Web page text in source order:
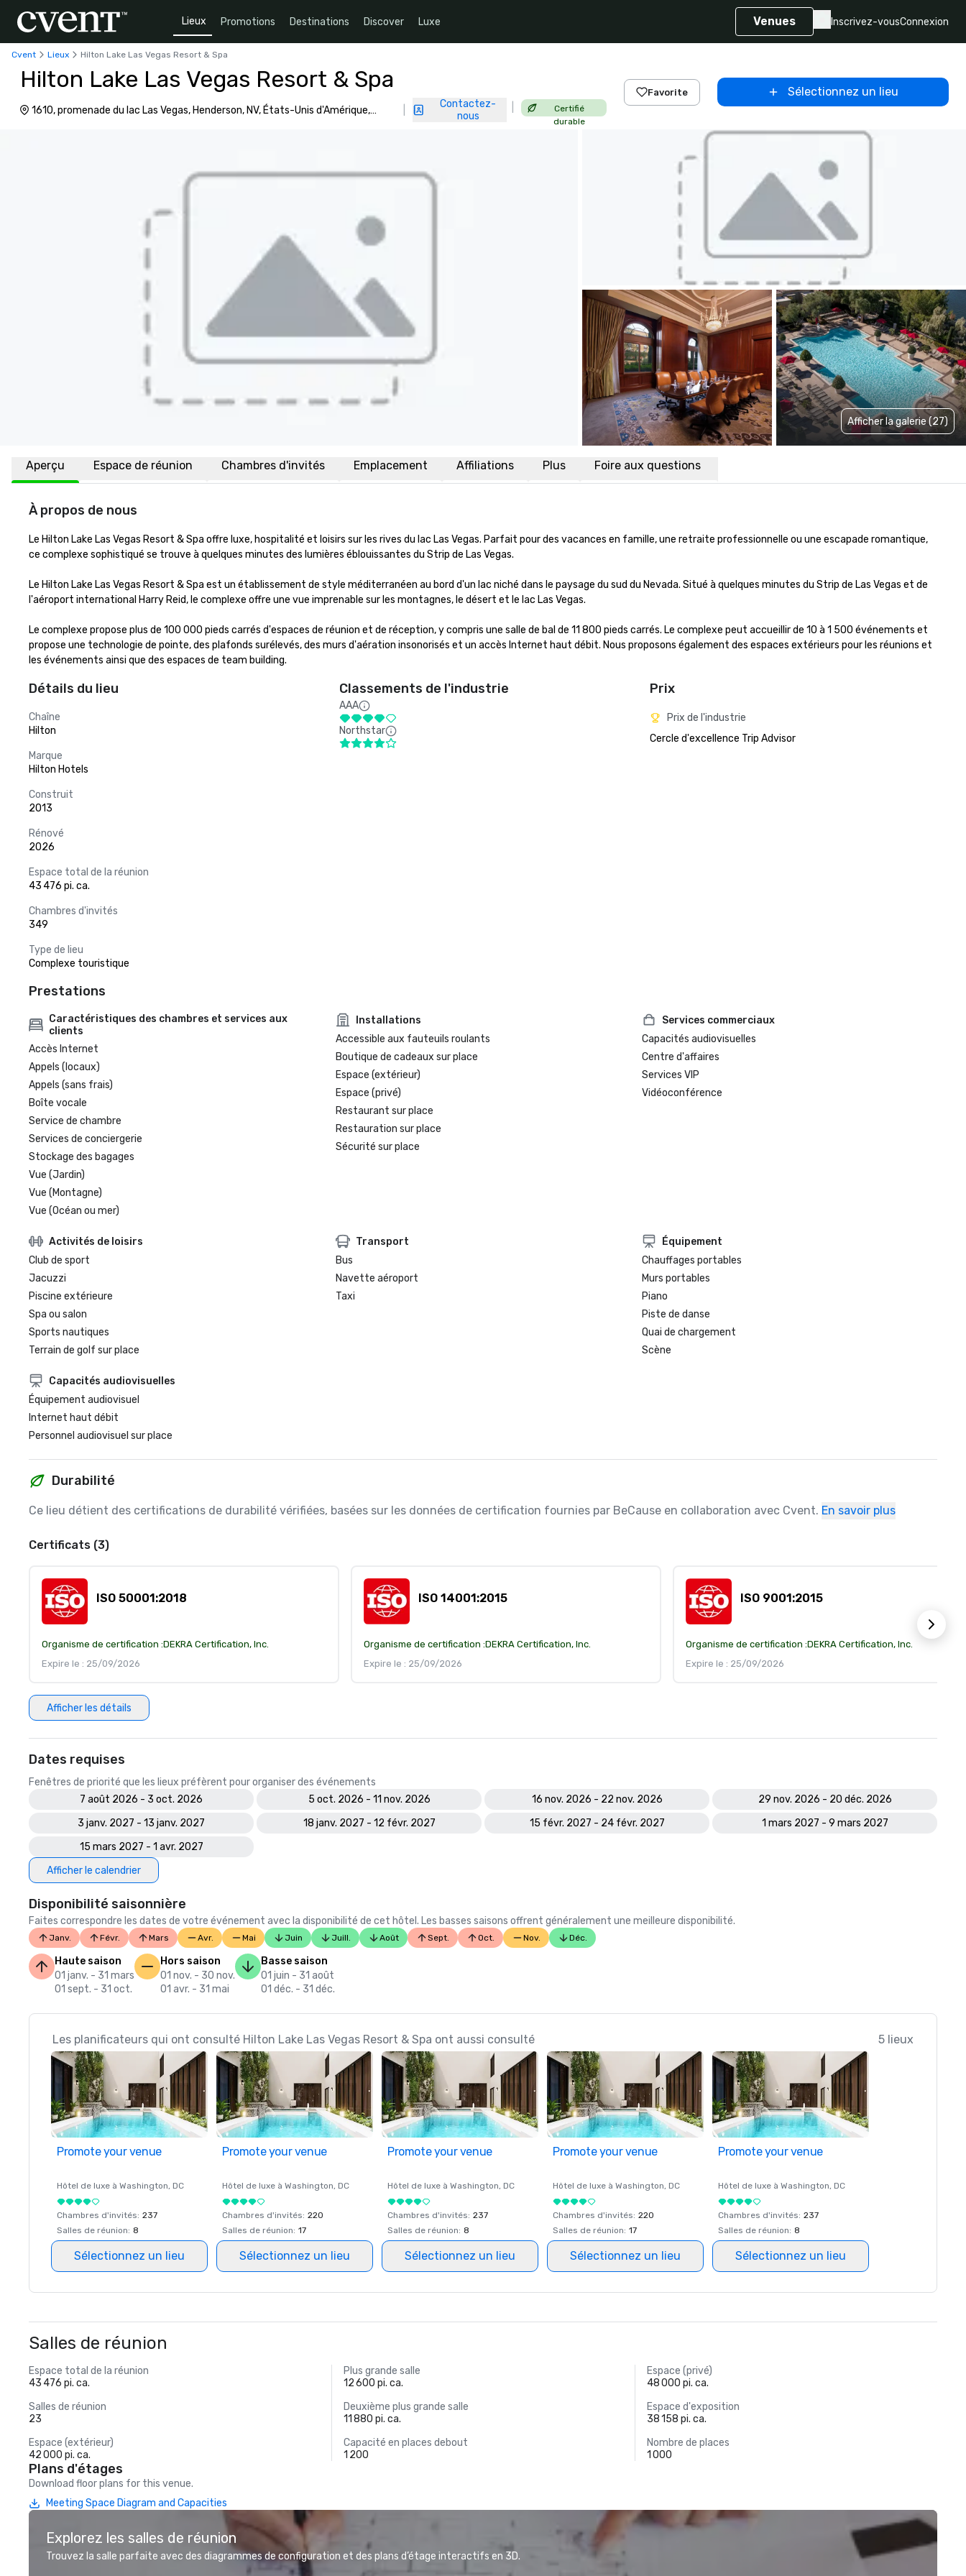
Lieux Promotions Destinations Discover Luxe Venues Inscrivez-vousConnexion
Cvent Lieux Hilton Lake Las Vegas Resort & Spa
Hilton Lake Las Vegas Resort & Spa
1610, promenade du lac Las Vegas, Henderson, NV, États-Unis d'Amérique,
Contactez-
nous
Certifié
durable
Favorite Sélectionnez un lieu
Afficher la galerie (27)
Aperçu Espace de réunion Chambres d'invités Emplacement Affiliations Plus Foire aux questions
À propos de nous
Le Hilton Lake Las Vegas Resort & Spa offre luxe, hospitalité et loisirs sur les rives du lac Las Vegas. Parfait pour des vacances en famille, une retraite professionnelle ou une escapade romantique,
ce complexe sophistiqué se trouve à quelques minutes des lumières éblouissantes du Strip de Las Vegas.
Le Hilton Lake Las Vegas Resort & Spa est un établissement de style méditerranéen au bord d'un lac niché dans le paysage du sud du Nevada. Situé à quelques minutes du Strip de Las Vegas et de
l'aéroport international Harry Reid, le complexe offre une vue imprenable sur les montagnes, le désert et le lac Las Vegas.
Le complexe propose plus de 100 000 pieds carrés d'espaces de réunion et de réception, y compris une salle de bal de 11 800 pieds carrés. Le complexe peut accueillir de 10 à 1 500 événements et
propose une technologie de pointe, des plafonds surélevés, des murs d'aération insonorisés et un accès Internet haut débit. Nous proposons également des espaces extérieurs pour les réunions et
les événements ainsi que des espaces de team building.
Détails du lieu
Chaîne
Hilton
Marque
Hilton Hotels
Construit
2013
Rénové
2026
Espace total de la réunion
43 476 pi. ca.
Chambres d'invités
349
Type de lieu
Complexe touristique
Classements de l'industrie
AAA
Northstar
Prix
Prix de l'industrie
Cercle d'excellence Trip Advisor
Prestations
Caractéristiques des chambres et services aux
clients
Accès Internet
Appels (locaux)
Appels (sans frais)
Boîte vocale
Service de chambre
Services de conciergerie
Stockage des bagages
Vue (Jardin)
Vue (Montagne)
Vue (Océan ou mer)
Installations
Accessible aux fauteuils roulants
Boutique de cadeaux sur place
Espace (extérieur)
Espace (privé)
Restaurant sur place
Restauration sur place
Sécurité sur place
Services commerciaux
Capacités audiovisuelles
Centre d'affaires
Services VIP
Vidéoconférence
Activités de loisirs
Club de sport
Jacuzzi
Piscine extérieure
Spa ou salon
Sports nautiques
Terrain de golf sur place
Transport
Bus
Navette aéroport
Taxi
Équipement
Chauffages portables
Murs portables
Piano
Piste de danse
Quai de chargement
Scène
Capacités audiovisuelles
Équipement audiovisuel
Internet haut débit
Personnel audiovisuel sur place
Durabilité
Ce lieu détient des certifications de durabilité vérifiées, basées sur les données de certification fournies par BeCause en collaboration avec Cvent. En savoir plus
Certificats (3)
ISO 50001:2018
Organisme de certification :DEKRA Certification, Inc.
Expire le : 25/09/2026
ISO 14001:2015
Organisme de certification :DEKRA Certification, Inc.
Expire le : 25/09/2026
ISO 9001:2015
Organisme de certification :DEKRA Certification, Inc.
Expire le : 25/09/2026
Afficher les détails
Dates requises
Fenêtres de priorité que les lieux préfèrent pour organiser des événements
7 août 2026 - 3 oct. 2026
5 oct. 2026 - 11 nov. 2026 16 nov. 2026 - 22 nov. 2026
29 nov. 2026 - 20 déc. 2026
3 janv. 2027 - 13 janv. 2027
18 janv. 2027 - 12 févr. 2027 15 févr. 2027 - 24 févr. 2027
1 mars 2027 - 9 mars 2027
15 mars 2027 - 1 avr. 2027
Afficher le calendrier
Disponibilité saisonnière
Faites correspondre les dates de votre événement avec la disponibilité de cet hôtel. Les basses saisons offrent généralement une meilleure disponibilité.
Janv. Févr. Mars Avr. Mai Juin Juill. Août Sept. Oct. Nov. Déc.
Haute saison
01 janv. - 31 mars
01 sept. - 31 oct.
Hors saison
01 nov. - 30 nov.
01 avr. - 31 mai
Basse saison
01 juin - 31 août
01 déc. - 31 déc.
Les planificateurs qui ont consulté Hilton Lake Las Vegas Resort & Spa ont aussi consulté 5 lieux
Promote your venue
Hôtel de luxe à Washington, DC
Chambres d'invités: 237
Salles de réunion: 8
Sélectionnez un lieu
Promote your venue
Hôtel de luxe à Washington, DC
Chambres d'invités: 220
Salles de réunion: 17
Sélectionnez un lieu
Promote your venue
Hôtel de luxe à Washington, DC
Chambres d'invités: 237
Salles de réunion: 8
Sélectionnez un lieu
Promote your venue
Hôtel de luxe à Washington, DC
Chambres d'invités: 220
Salles de réunion: 17
Sélectionnez un lieu
Promote your venue
Hôtel de luxe à Washington, DC
Chambres d'invités: 237
Salles de réunion: 8
Sélectionnez un lieu
Salles de réunion
Espace total de la réunion
43 476 pi. ca.
Plus grande salle
12 600 pi. ca.
Espace (privé)
48 000 pi. ca.
Salles de réunion
23
Deuxième plus grande salle
11 880 pi. ca.
Espace d'exposition
38 158 pi. ca.
Espace (extérieur)
42 000 pi. ca.
Capacité en places debout
1 200
Nombre de places
1 000
Plans d'étages
Download floor plans for this venue.
Meeting Space Diagram and Capacities
Explorez les salles de réunion
Trouvez la salle parfaite avec des diagrammes de configuration et des plans d’étage interactifs en 3D.